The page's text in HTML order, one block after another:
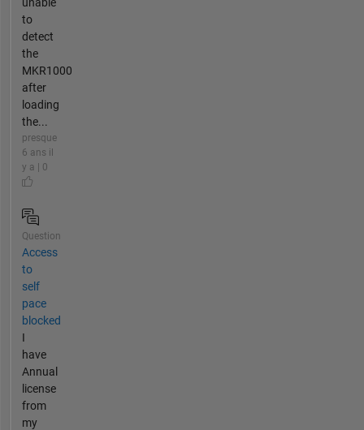
to
detect
the
MKR1000
after
loading
the...
presque
6 ans il
y a | 0
Question
Access
to
self
pace
blocked
I
have
Annual
license
from
my